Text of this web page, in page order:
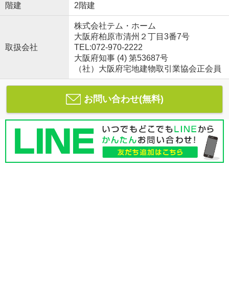
階建 2階建
取扱会社
株式会社テム・ホーム
大阪府柏原市清州２丁目3番7号
TEL:072-970-2222
大阪府知事 (4) 第53687号
（社）大阪府宅地建物取引業協会正会員
お問い合わせ(無料)